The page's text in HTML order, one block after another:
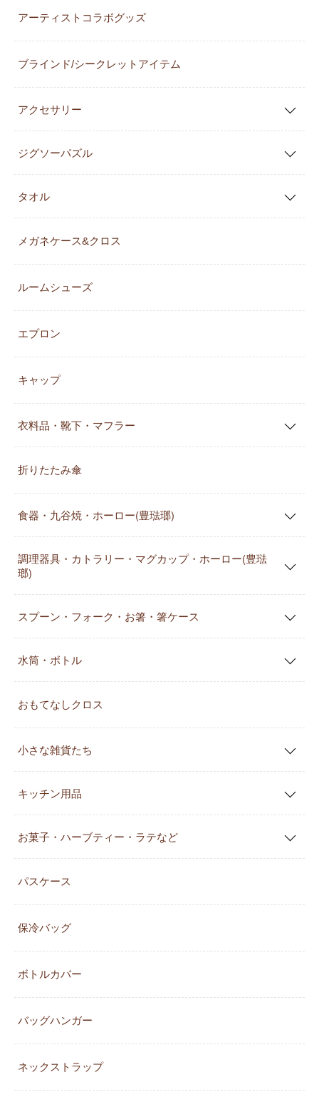
アーティストコラボグッズ
ブラインド/シークレットアイテム
アクセサリー
ジグソーパズル
タオル
メガネケース&クロス
ルームシューズ
エプロン
キャップ
衣料品・靴下・マフラー
折りたたみ傘
食器・九谷焼・ホーロー(豊琺瑯)
調理器具・カトラリー・マグカップ・ホーロー(豊琺
瑯)
スプーン・フォーク・お箸・箸ケース
水筒・ボトル
おもてなしクロス
小さな雑貨たち
キッチン用品
お菓子・ハーブティー・ラテなど
パスケース
保冷バッグ
ボトルカバー
バッグハンガー
ネックストラップ